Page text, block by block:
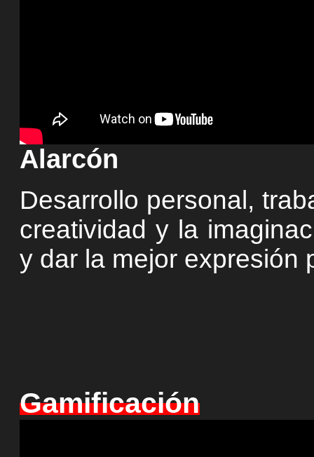
Alarcón
Desarrollo personal,
creatividad y la
y dar la mejor expresión
Gamificación